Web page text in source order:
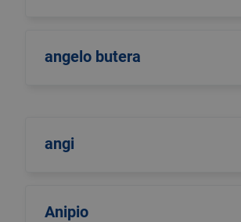
angelo butera
angi
Anipio